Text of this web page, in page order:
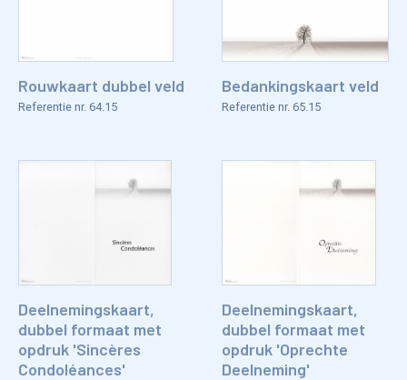
Rouwkaart dubbel veld
Referentie nr. 64.15
Bedankingskaart veld
Referentie nr. 65.15
Deelnemingskaart,
dubbel formaat met
opdruk 'Sincères
Condoléances'
Deelnemingskaart,
dubbel formaat met
opdruk 'Oprechte
Deelneming'